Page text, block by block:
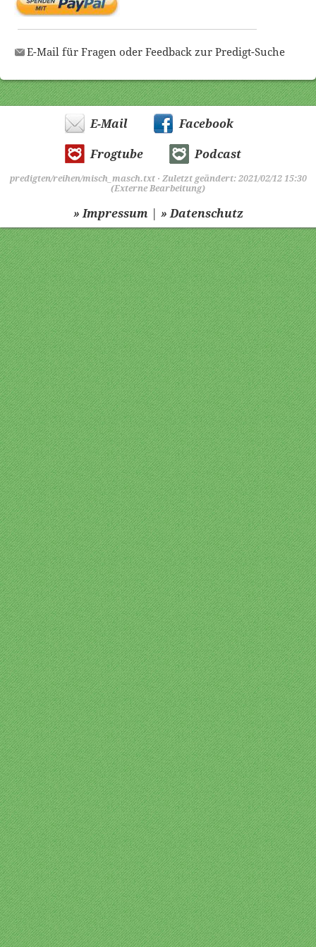
E-Mail für Fragen oder Feedback zur Predigt-Suche
E-Mail Facebook
Frogtube Podcast
predigten/reihen/misch_masch.txt· Zuletzt geändert: 2021/02/12 15:30
(Externe Bearbeitung)
» Impressum | » Datenschutz